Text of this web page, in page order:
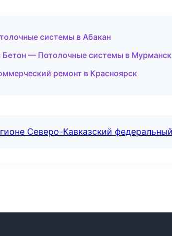
системы в Абакан
— Потолочные системы в Мурманск
ремонт в Красноярск
Северо-Кавказский